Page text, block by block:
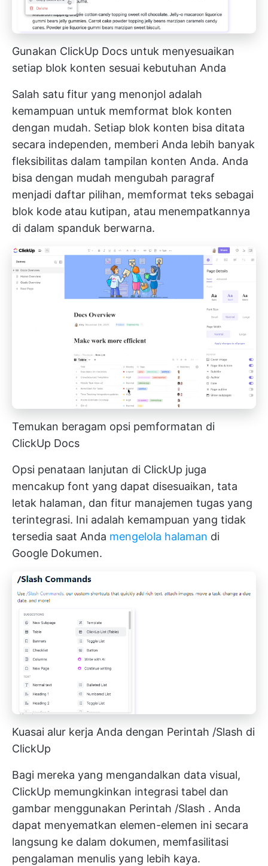
Gunakan ClickUp Docs untuk menyesuaikan
setiap blok konten sesuai kebutuhan Anda
Salah satu fitur yang menonjol adalah
kemampuan untuk memformat blok konten
dengan mudah. Setiap blok konten bisa ditata
secara independen, memberi Anda lebih banyak
fleksibilitas dalam tampilan konten Anda. Anda
bisa dengan mudah mengubah paragraf
menjadi daftar pilihan, memformat teks sebagai
blok kode atau kutipan, atau menempatkannya
di dalam spanduk berwarna.
Temukan beragam opsi pemformatan di
ClickUp Docs
Opsi penataan lanjutan di ClickUp juga
mencakup font yang dapat disesuaikan, tata
letak halaman, dan fitur manajemen tugas yang
terintegrasi. Ini adalah kemampuan yang tidak
tersedia saat Anda mengelola halaman di
Google Dokumen.
Kuasai alur kerja Anda dengan Perintah /Slash di
ClickUp
Bagi mereka yang mengandalkan data visual,
ClickUp memungkinkan integrasi tabel dan
gambar menggunakan Perintah /Slash . Anda
dapat menyematkan elemen-elemen ini secara
langsung ke dalam dokumen, memfasilitasi
pengalaman menulis yang lebih kaya.